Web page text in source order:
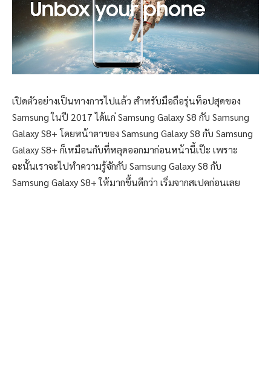
เปิดตัวอย่างเป็นทางการไปแล้ว สำหรับมือถือรุ่นท็อปสุดของ
Samsung ในปี 2017 ได้แก่ Samsung Galaxy S8 กับ Samsung
Galaxy S8+ โดยหน้าตาของ Samsung Galaxy S8 กับ Samsung
Galaxy S8+ ก็เหมือนกับที่หลุดออกมาก่อนหน้านี้เป๊ะ เพราะ
ฉะนั้นเราจะไปทำความรู้จักกับ Samsung Galaxy S8 กับ
Samsung Galaxy S8+ ให้มากขึ้นดีกว่า เริ่มจากสเปคก่อนเลย